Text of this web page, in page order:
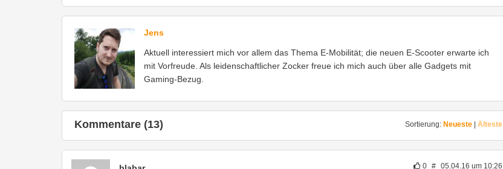
Jens
Aktuell interessiert mich vor allem das Thema E-Mobilität; die neuen E-Scooter erwarte ich
mit Vorfreude. Als leidenschaftlicher Zocker freue ich mich auch über alle Gadgets mit
Gaming-Bezug.
Sortierung: Neueste | Älteste
Kommentare (13)
0 # 05.04.16 um 10:26